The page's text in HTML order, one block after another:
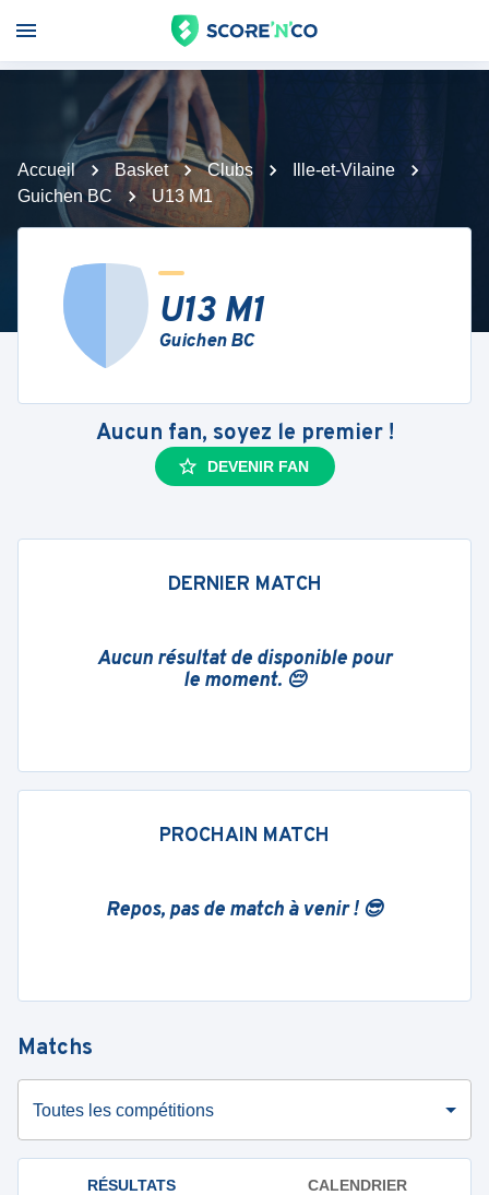
Accueil Basket Clubs
Ille-et-Vilaine
Guichen BC
U13 M1
U13 M1
Guichen BC
Aucun fan, soyez le premier !
DEVENIR FAN
DERNIER MATCH
Aucun résultat de disponible pour
le moment. 😔
PROCHAIN MATCH
Repos, pas de match à venir ! 😎
Matchs
Toutes les compétitions
RÉSULTATS CALENDRIER